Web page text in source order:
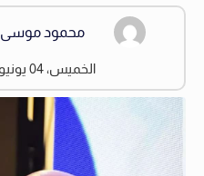
محمود موسى
الخميس، 04 يونيو 2026 05:11 مساءً